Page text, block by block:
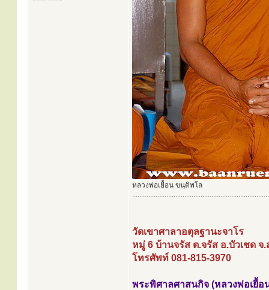
หลวงพ่อเยื้อน ขนฺติพโล
............................................................................
วัดเขาศาลาอตุลฐานะจาโร
หมู่ 6 บ้านจรัส ต.จรัส อ.บัวเชด จ
โทรศัพท์ 081-815-3970
พระพิศาลศาสนกิจ (หลวงพ่อเยื้อ